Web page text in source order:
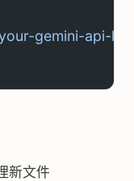
gemini-api-
新文件